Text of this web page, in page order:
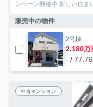
ンペーン開催中 新しい住ま
販売中の物件
2号棟
2,180万
- /
中古マンション